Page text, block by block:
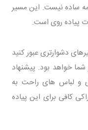
ساده نیست. این مسیر
پیاده روی است.
دشوارتری عبور کنید
شما خواهد بود. پیشنهاد
و لباس های راحت به
کافی برای این پیاده